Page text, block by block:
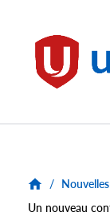
Unifor
/ Nouvelles
Un nouveau